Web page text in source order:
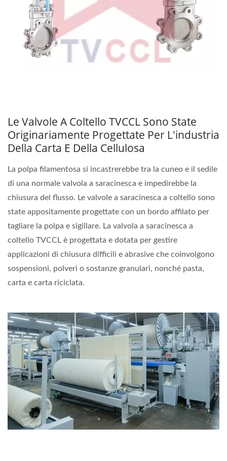
Le Valvole A Coltello TVCCL Sono State
Originariamente Progettate Per L'industria
Della Carta E Della Cellulosa
La polpa filamentosa si incastrerebbe tra la cuneo e il sedile
di una normale valvola a saracinesca e impedirebbe la
chiusura del flusso. Le valvole a saracinesca a coltello sono
state appositamente progettate con un bordo affilato per
tagliare la polpa e sigillare. La valvola a saracinesca a
coltello TVCCL è progettata e dotata per gestire
applicazioni di chiusura difficili e abrasive che coinvolgono
sospensioni, polveri o sostanze granulari, nonché pasta,
carta e carta riciclata.